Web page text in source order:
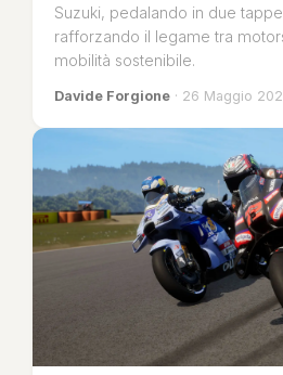
Suzuki, pedalando in due
rafforzando il legame tra
mobilità sostenibile.
Davide Forgione · 26 Maggio